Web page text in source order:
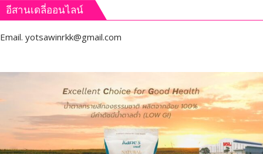
อีสานเดลี่ออนไลน์
Email. yotsawinrkk@gmail.com